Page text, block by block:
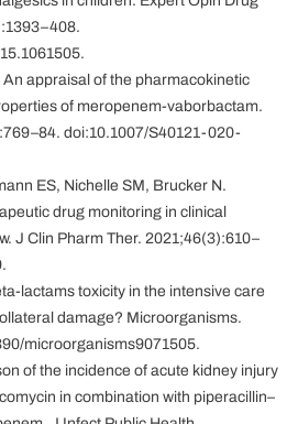
appraisal of the pharmacokinetic
of meropenem-vaborbactam.
doi:10.1007/S40121-020-
ES, Nichelle SM, Brucker N.
drug monitoring in clinical
J Clin Pharm Ther. 2021;46(3):610–
lactams toxicity in the intensive care
damage? Microorganisms.
microorganisms9071505.
of the incidence of acute kidney injury
in combination with piperacillin–